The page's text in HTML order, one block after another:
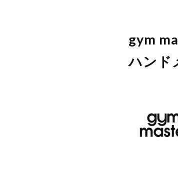
gym
ハンド